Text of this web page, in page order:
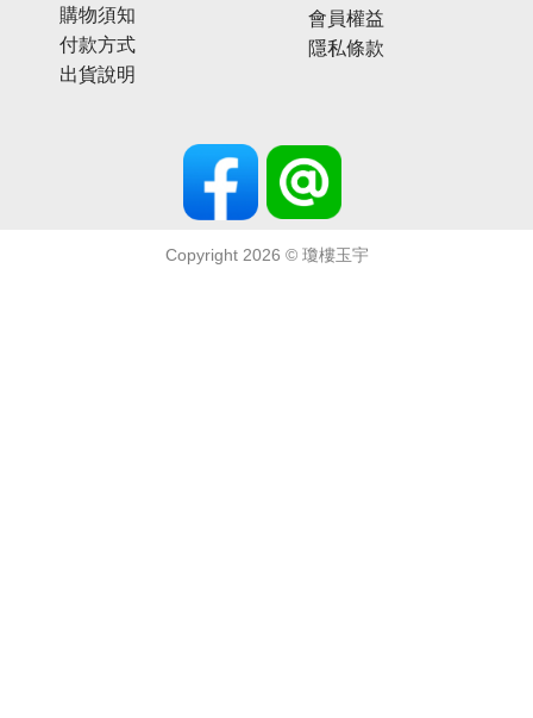
購物須知
付款方式
出貨說明
會員權益
隱私條款
Copyright 2026 © 瓊樓玉宇